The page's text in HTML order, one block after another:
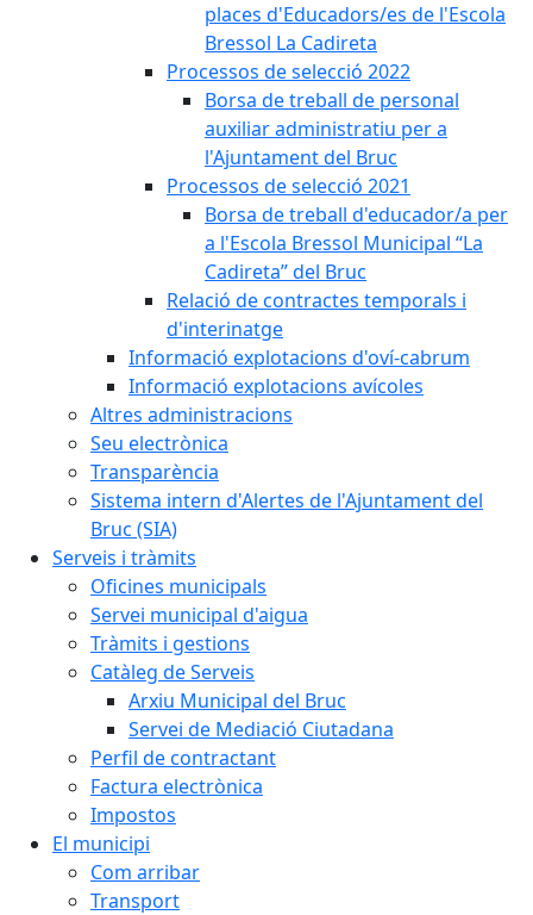
places d'Educadors/es de l'Escola
Bressol La Cadireta
Processos de selecció 2022
Borsa de treball de personal
auxiliar administratiu per a
l'Ajuntament del Bruc
Processos de selecció 2021
Borsa de treball d'educador/a per
a l'Escola Bressol Municipal “La
Cadireta” del Bruc
Relació de contractes temporals i
d'interinatge
Informació explotacions d'oví-cabrum
Informació explotacions avícoles
Altres administracions
Seu electrònica
Transparència
Sistema intern d'Alertes de l'Ajuntament del
Bruc (SIA)
Serveis i tràmits
Oficines municipals
Servei municipal d'aigua
Tràmits i gestions
Catàleg de Serveis
Arxiu Municipal del Bruc
Servei de Mediació Ciutadana
Perfil de contractant
Factura electrònica
Impostos
El municipi
Com arribar
Transport